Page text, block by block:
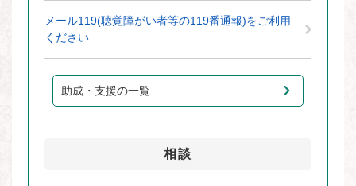
メール119(聴覚障がい者等の119番通報)をご利用
ください
助成・支援の一覧
相談